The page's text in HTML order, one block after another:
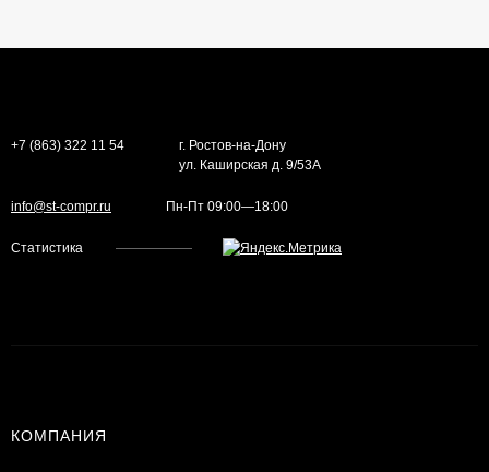
+7 (863) 322 11 54
г. Ростов-на-Дону
ул. Каширская д. 9/53А
info@st-compr.ru Пн-Пт 09:00—18:00
Статистика
КОМПАНИЯ